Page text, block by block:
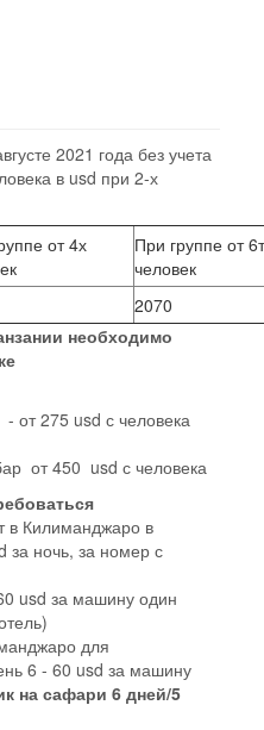
2021 года без учета
в usd при 2-х
от 4х
При группе от
человек
2070
необходимо
от 275 usd с человека
от 450 usd с человека
в Килиманджаро в
за ночь, за номер с
usd за машину один
для
6 - 60 usd за машину
на сафари 6 дней/5